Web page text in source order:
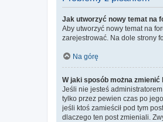
Jak utworzyć nowy temat na
Aby utworzyć nowy temat na
zarejestrować. Na dole strony
Na górę
W jaki sposób można zmienić
Jeśli nie jesteś
tylko przez pewien czas po
jeśli ktoś zamieścił pod tym
dlaczego ten post zmieniali.